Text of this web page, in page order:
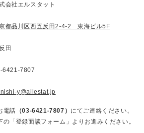
会社エルスタット
都品川区西五反田2-4-2 東海ビル5F
田
6421-7807
y@ailestat.jp
電話 （03-6421-7807） にてご連絡ください。
「登録面談フォーム」よりお進みください。